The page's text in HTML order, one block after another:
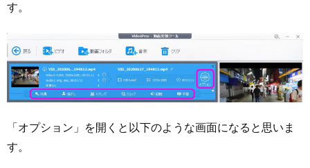
す。
「オプション」を開くと以下のような画面になると思いま
す。